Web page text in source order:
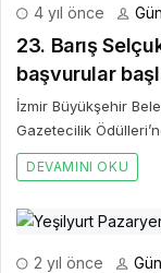
4 yıl önce
23. Barış
başvurular
İzmir Büyükşehir
Gazetecilik
DEVAMINI OKU
2 yıl önce